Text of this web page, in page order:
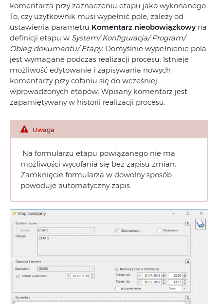
komentarza przy zaznaczeniu etapu jako wykonanego.
To, czy użytkownik musi wypełnić pole, zależy od
ustawienia parametru Komentarz nieobowiązkowy na
definicji etapu w System/ Konfiguracja/ Program/
Obieg dokumentu/ Etapy. Domyślnie wypełnienie pola
jest wymagane podczas realizacji procesu. Istnieje
możliwość edytowanie i zapisywania nowych
komentarzy przy cofaniu się do wcześniej
wprowadzonych etapów. Wpisany komentarz jest
zapamiętywany w historii realizacji procesu.
Uwaga
Na formularzu etapu powiązanego nie ma
możliwości wycofania się bez zapisu zmian.
Zamknięcie formularza w dowolny sposób
powoduje automatyczny zapis.